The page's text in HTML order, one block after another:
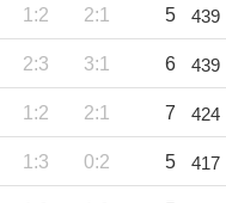
1:2 2:1 5 439
2:3 3:1 6 439
1:2 2:1 7 424
1:3 0:2 5 417